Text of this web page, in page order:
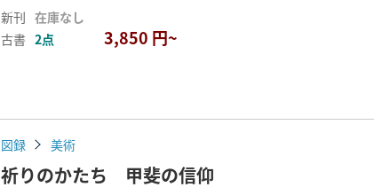
新刊 在庫なし
古書 2点 3,850 円~
図録 美術
祈りのかたち 甲斐の信仰